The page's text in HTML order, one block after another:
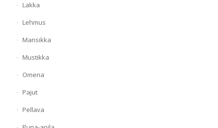
Lakka
Lehmus
Mansikka
Mustikka
Omena
Pajut
Pellava